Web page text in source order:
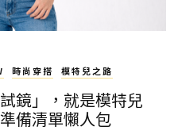
時尚穿搭 模特兒之路
鏡」，就是模特兒
備清單懶人包